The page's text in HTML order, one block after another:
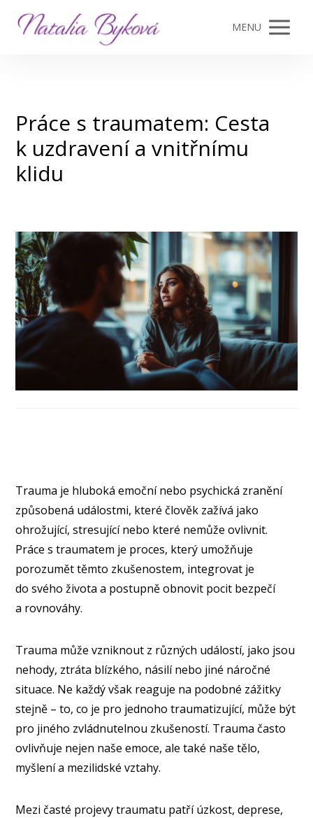
MENU
Práce s traumatem: Cesta
k uzdravení a vnitřnímu
klidu
Trauma je hluboká emoční nebo psychická zranění
způsobená událostmi, které člověk zažívá jako
ohrožující, stresující nebo které nemůže ovlivnit.
Práce s traumatem je proces, který umožňuje
porozumět těmto zkušenostem, integrovat je
do svého života a postupně obnovit pocit bezpečí
a rovnováhy.
Trauma může vzniknout z různých událostí, jako jsou
nehody, ztráta blízkého, násilí nebo jiné náročné
situace. Ne každý však reaguje na podobné zážitky
stejně – to, co je pro jednoho traumatizující, může být
pro jiného zvládnutelnou zkušeností. Trauma často
ovlivňuje nejen naše emoce, ale také naše tělo,
myšlení a mezilidské vztahy.
Mezi časté projevy traumatu patří úzkost, deprese,